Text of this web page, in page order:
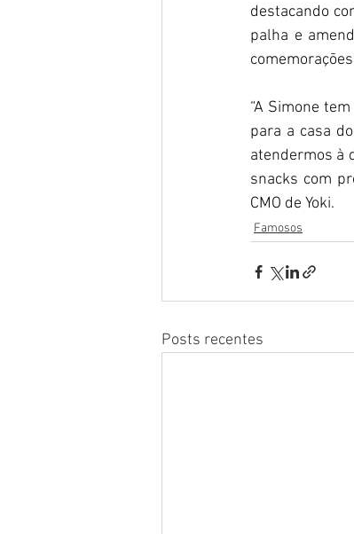
destacando
palha e
“A Simone
para a casa
atendermos à
snacks com
CMO de Yoki.
Famosos
Posts recentes